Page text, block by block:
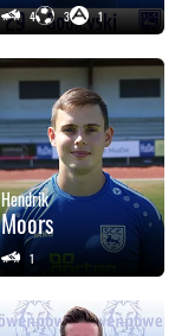
4 3 1
Hendrik
Moors
1